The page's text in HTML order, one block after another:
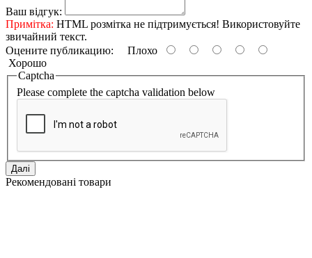
Ваш відгук:
Примітка: HTML розмітка не підтримується! Використовуйте
звичайний текст.
Оцените публикацию:
Плохо
Хорошо
Captcha
Please complete the captcha validation below
Далі
Рекомендовані товари